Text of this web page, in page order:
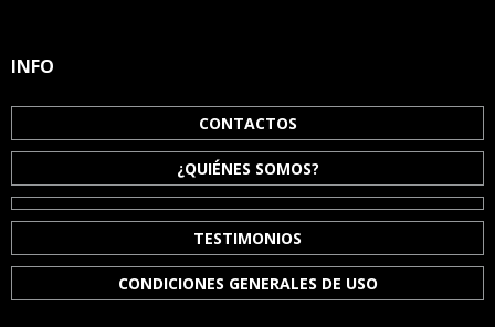
INFO
CONTACTOS
¿QUIÉNES SOMOS?
TESTIMONIOS
CONDICIONES GENERALES DE USO